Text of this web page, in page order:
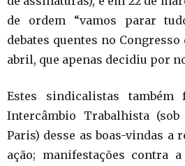
de ordem “vamos parar
debates quentes no Congresso
abril, que apenas decidiu por
Estes sindicalistas
Intercâmbio Trabalhista
Paris) desse as boas-vindas a
ação; manifestações contra